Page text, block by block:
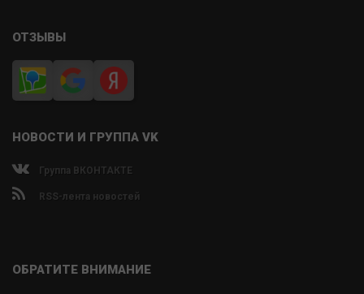
ОТЗЫВЫ
НОВОСТИ И ГРУППА VK
Группа ВКОНТАКТЕ
RSS-лента новостей
ОБРАТИТЕ ВНИМАНИЕ